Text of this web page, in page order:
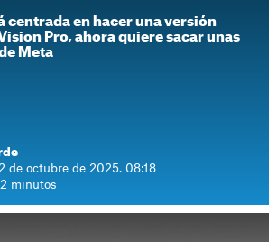
centrada en hacer una versión
Pro, ahora quiere sacar unas
Meta
de octubre de 2025. 08:18
2 minutos